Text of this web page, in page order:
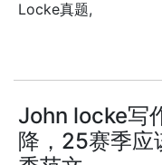
Locke真题,
John locke写
降，25赛季应